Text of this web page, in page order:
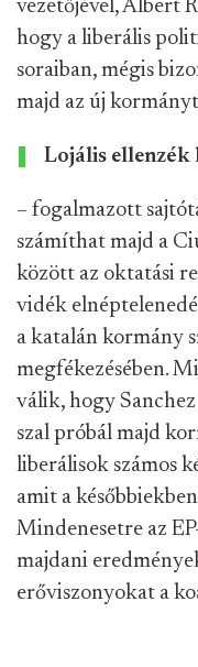
vezetőjével, Albert
hogy a liberális
soraiban, mégis
majd az új
Lojális ellenzék
– fogalmazott
számíthat majd a
között az oktatási
vidék
a katalán kormány
megfékezésében.
válik, hogy
szal próbál majd
liberálisok számos
amit a
Mindenesetre az
majdani
erőviszonyokat a